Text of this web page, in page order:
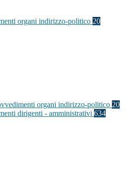
organi indirizzo-politico 20
organi indirizzo-politico 20
dirigenti - amministrativi 634